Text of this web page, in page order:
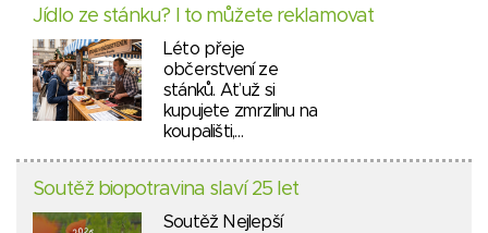
Jídlo ze stánku? I to můžete reklamovat
Léto přeje
občerstvení ze
stánků. Ať už si
kupujete zmrzlinu na
koupališti,…
Soutěž biopotravina slaví 25 let
Soutěž Nejlepší